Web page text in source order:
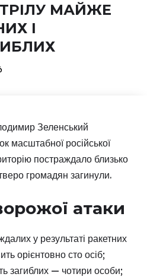
МАЙЖЕ
І
Зеленський
масштабної російської
постраждало близько
громадян загинули.
атаки
у результаті ракетних
орієнтовно сто осіб;
загиблих — чотири особи;